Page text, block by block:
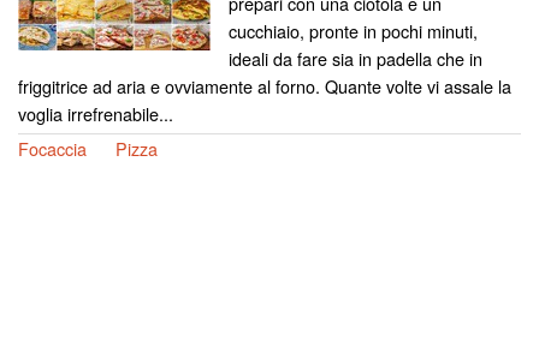
cucchiaio, pronte in pochi minuti,
ideali da fare sia in padella che in
friggitrice ad aria e ovviamente al forno. Quante volte vi assale la
voglia irrefrenabile...
Focaccia
Pizza